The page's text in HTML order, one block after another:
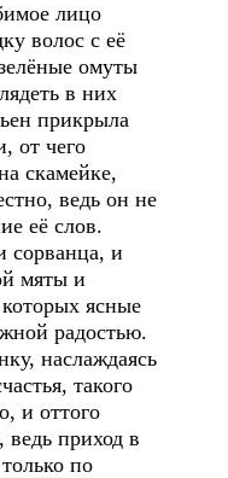
лицо
волос с её
омуты
в них
прикрыла
от чего
скамейке,
ведь он не
её слов.
сорванца, и
мяты и
ясные
радостью.
наслаждаясь
такого
и оттого
ведь приход в
по